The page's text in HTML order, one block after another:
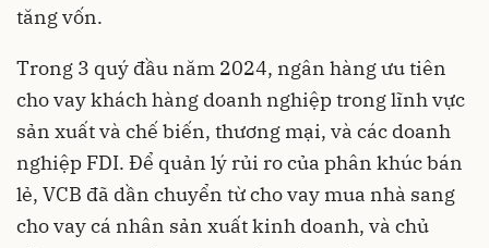
tăng vốn.
Trong 3 quý đầu năm 2024, ngân hàng ưu tiên
cho vay khách hàng doanh nghiệp trong lĩnh vực
sản xuất và chế biến, thương mại, và các doanh
nghiệp FDI. Để quản lý rủi ro của phân khúc bán
lẻ, VCB đã dần chuyển từ cho vay mua nhà sang
cho vay cá nhân sản xuất kinh doanh, và chủ